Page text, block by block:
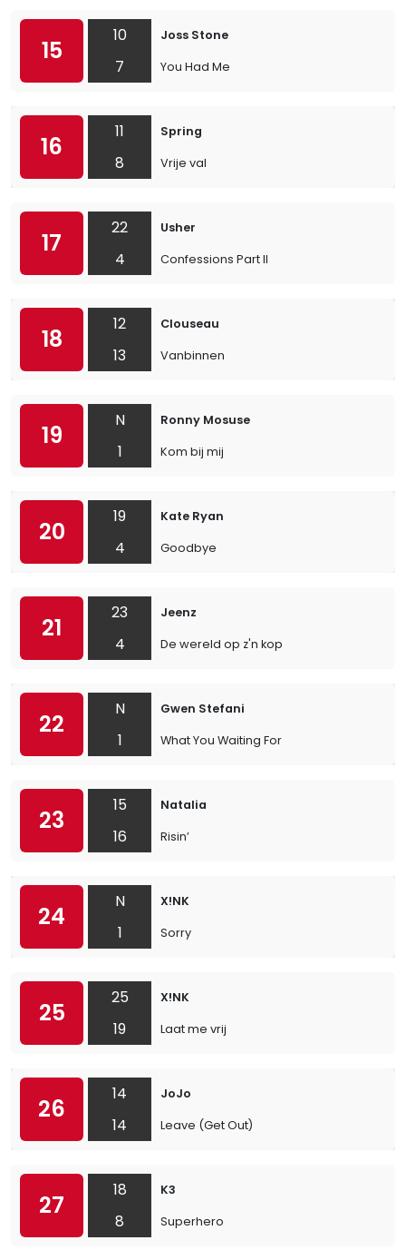
15
10
7
Joss Stone
You Had Me
16
11
8
Spring
Vrije val
17
22
4
Usher
Confessions Part II
18
12
13
Clouseau
Vanbinnen
19
N
1
Ronny Mosuse
Kom bij mij
20
19
4
Kate Ryan
Goodbye
21
23
4
Jeenz
De wereld op z'n kop
22
N
1
Gwen Stefani
What You Waiting For
23
15
16
Natalia
Risin’
24
N
1
X!NK
Sorry
25
25
19
X!NK
Laat me vrij
26
14
14
JoJo
Leave (Get Out)
27
18
8
K3
Superhero